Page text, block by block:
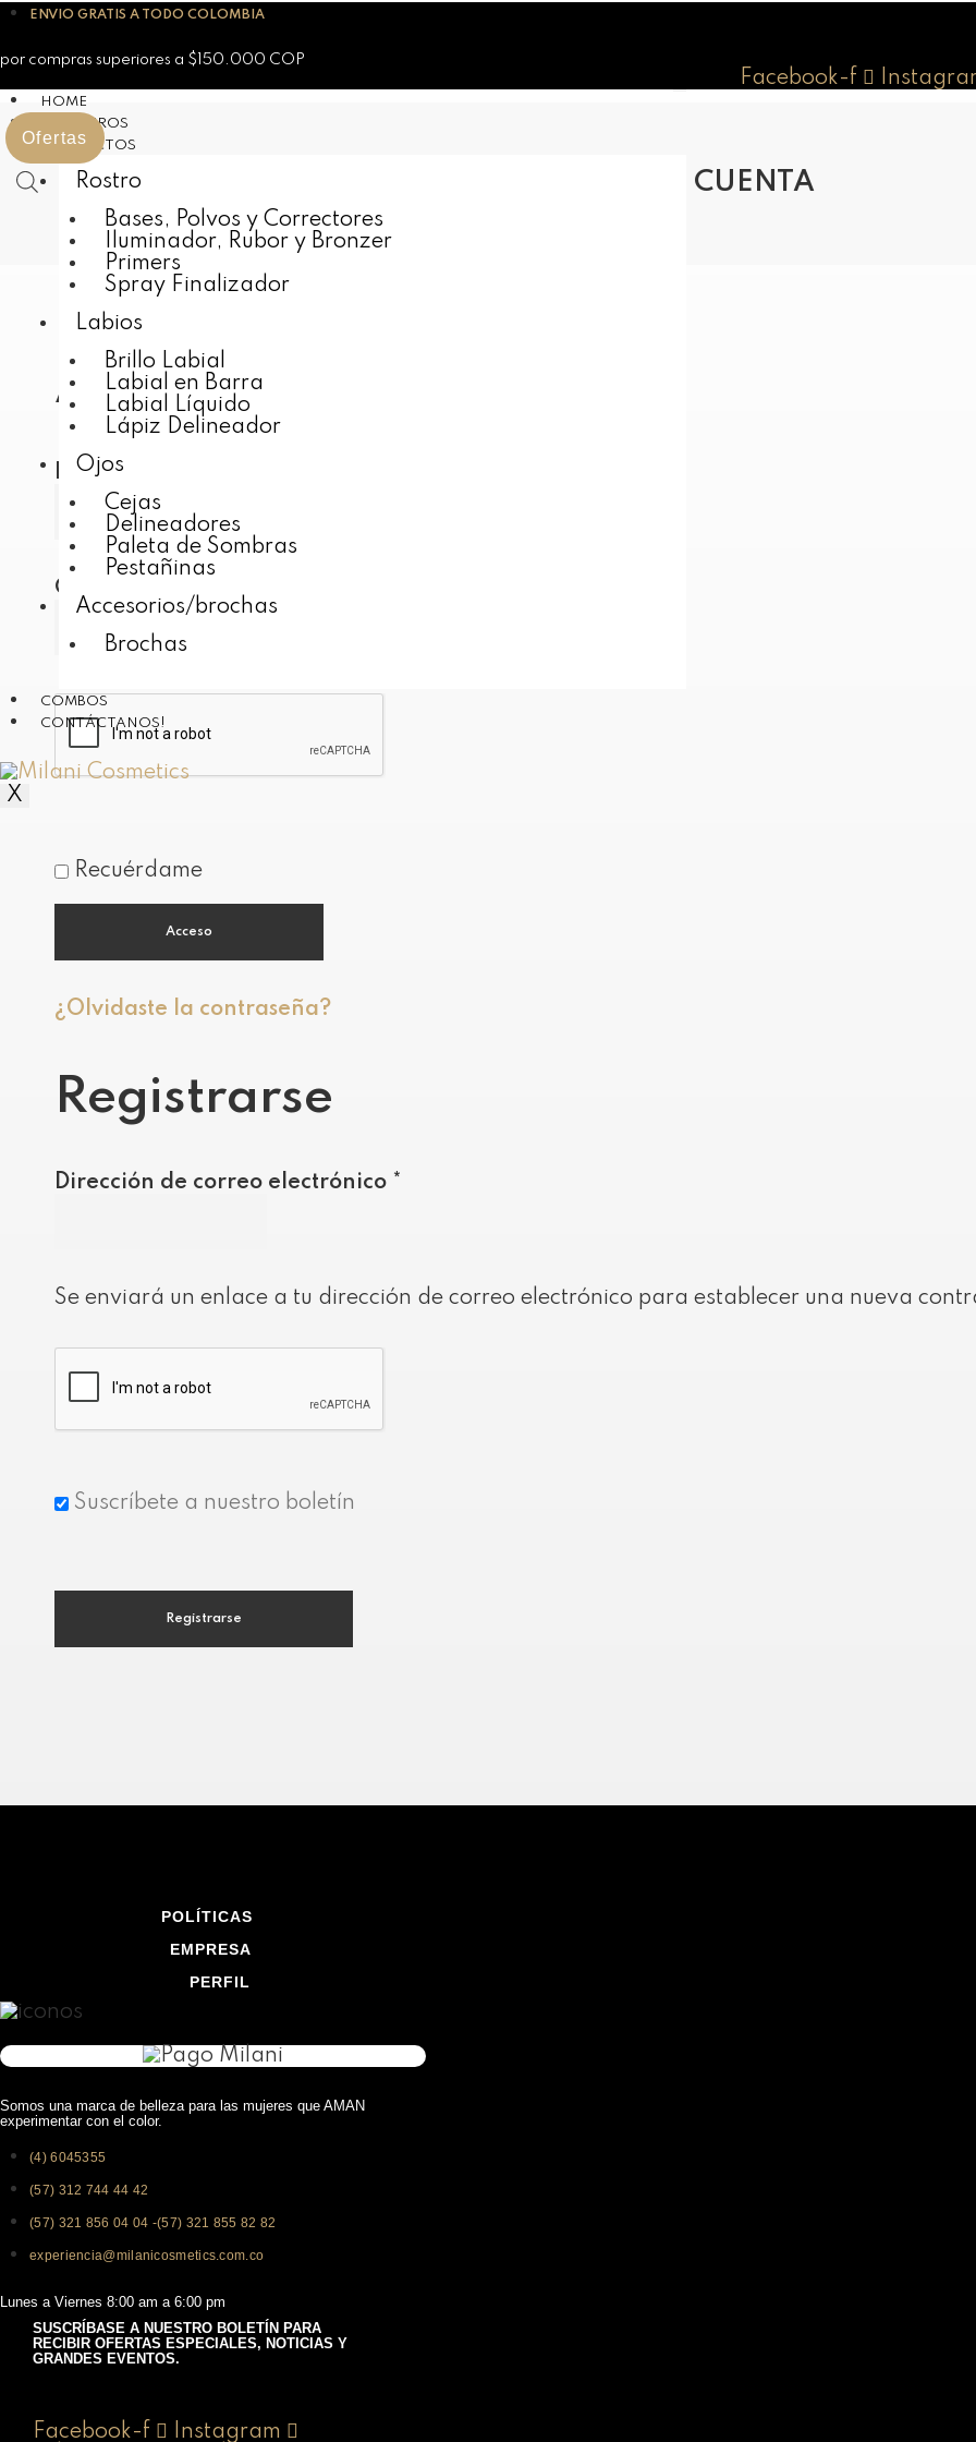
Skip
content
ENVIO GRATIS A TODO COLOMBIA
por compras superiores a $150.000 COP
Facebook-f
HOME
NOSOTROS
PRODUCTOS
Rostro
Bases, Polvos y Correctores
Iluminador, Rubor y Bronzer
Primers
Spray Finalizador
Labios
Brillo Labial
Labial en Barra
Labial Líquido
Lápiz Delineador
Ojos
Cejas
Delineadores
Paleta de Sombras
Pestañinas
Accesorios/brochas
Brochas
COMBOS
CONTÁCTANOS!
X
Ofertas
MI CUENTA
Acceder
Nombre de usuario o correo electrónico
Contraseña *
Recuérdame
Acceso
¿Olvidaste la contraseña?
Registrarse
Dirección de correo electrónico *
Se enviará un enlace a tu dirección de correo electrónico para establecer una nueva
Suscríbete a nuestro boletín
Registrarse
POLÍTICAS
EMPRESA
PERFIL
Somos una marca de belleza para las mujeres que AMAN
experimentar con el color.
(4) 6045355
(57) 312 744 44 42
(57) 321 856 04 04 -(57) 321 855 82 82
experiencia@milanicosmetics.com.co
Lunes a Viernes 8:00 am a 6:00 pm
SUSCRÍBASE A NUESTRO BOLETÍN PARA
RECIBIR OFERTAS ESPECIALES, NOTICIAS Y
GRANDES EVENTOS.
Facebook-f Instagram